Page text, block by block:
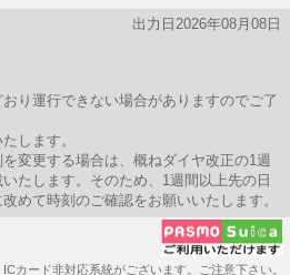
出力日2026年08月08日
り運行できない場合がありますのでご了
します。
変更する場合は、概ねダイヤ改正の1週
たします。そのため、1週間以上先の日
めて時刻のご確認をお願いいたします。
カード非対応系統がございます。ご注意下さい。